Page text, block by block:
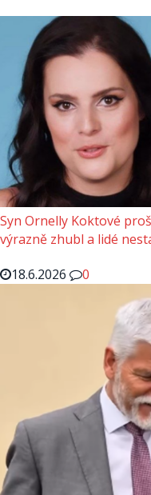
Syn Ornelly Koktové
výrazně zhubl a lidé
18.6.2026
0